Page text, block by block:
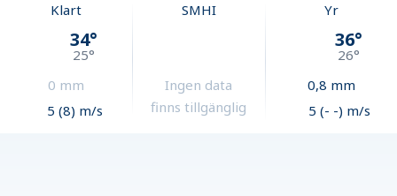
Klart
34°
25°
0 mm
5 (8) m/s
SMHI
Ingen data
finns tillgänglig
Yr
36°
26°
0,8 mm
5 (- -) m/s